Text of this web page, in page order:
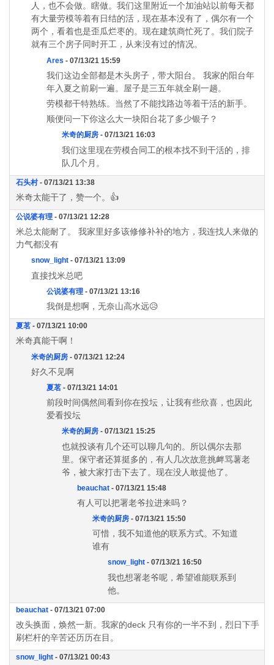
人，也不会做。瞎做。我们这里附近一个加油站以前每天都
有大量劳模等着有日结的活，现在基本没有了，偶尔有一个
两个，看着也是歪瓜烂枣的。现在建筑商忙死了。我们院子
就有三个房子同时开工，从来没有过的情况。
Ares - 07/13/21 15:59
我们这边全部都是木头房子，带大阳台。 我家的阳台年
年入夏之前刷一遍。屋子是三五年就全刷一趟。
劳模都干特熟练。当然了不能找路边等着干活的新手。
顺便问一下你这么大一块阳台花了多少银子？
米奇的厨房 - 07/13/21 16:03
我们这里现在劳模合同工的根本找不到干活的，排
队几个月。
石头村- 07/13/21 13:38
米奇太能干了，赞一个。👍
公说婆有理 - 07/13/21 12:28
米总太能耐了。 我家里好多该修修补补的地方，我连找人来做的
力气都没有
snow_light - 07/13/21 13:09
直接找米总吧
公说婆有理 - 07/13/21 13:16
我倒是想啊，无奈山高水远😥
夏茗 - 07/13/21 10:00
米奇真能干啊！
米奇的厨房 - 07/13/21 12:24
好久不见啊
夏茗 - 07/13/21 14:01
前段时间偶然间看到你在投坛，让我有些欣喜，也因此
爱看投坛
米奇的厨房 - 07/13/21 15:25
也就投谈有几个还可以聊几句的。所以偶尔去那
里。保守者还算挺多的，有人几次故意挑衅骂薯老
爷，被大家打击下去了。现在没人敢提他了。
beauchat - 07/13/21 15:48
有人可以把署老爷拉进来吗？
米奇的厨房 - 07/13/21 15:50
可惜，我不知道他的联系方式。不知道
谁有
snow_light - 07/13/21 16:50
我也想署老爷呢，希望谁能联系到
他。
beauchat - 07/13/21 07:00
改头换面，焕然一新。我家的deck 只有你的一半不到，烈日下手
刷栏杆的辛苦还历历在目。
snow_light - 07/13/21 00:43